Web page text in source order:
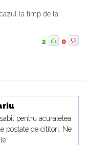
la timp de la
2 0
pentru acuratetea
postate de cititori. Ne